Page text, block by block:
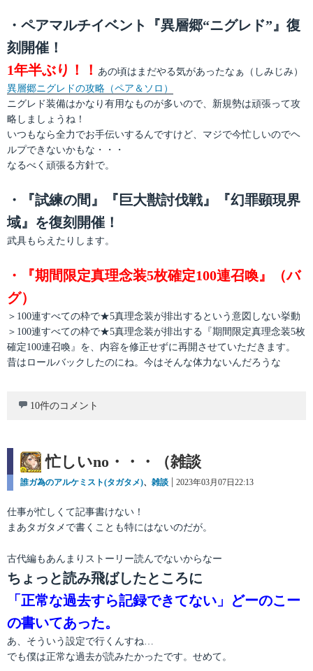
・ペアマルチイベント『異層郷“ニグレド”』復
刻開催！
1年半ぶり！！ あの頃はまだやる気があったなぁ（しみじみ）
異層郷ニグレドの攻略（ペア＆ソロ）
ニグレド装備はかなり有用なものが多いので、新規勢は頑張って攻
略しましょうね！
いつもなら全力でお手伝いするんですけど、マジで今忙しいのでヘ
ルプできないかもな・・・
なるべく頑張る方針で。
・『試練の間』『巨大獣討伐戦』『幻罪顕現界
域』を復刻開催！
武具もらえたりします。
・『期間限定真理念装5枚確定100連召喚』（バ
グ）
＞100連すべての枠で★5真理念装が排出するという意図しない挙動
＞100連すべての枠で★5真理念装が排出する『期間限定真理念装5枚
確定100連召喚』を、内容を修正せずに再開させていただきます。
昔はロールバックしたのにね。今はそんな体力ないんだろうな
10件のコメント
忙しいno・・・（雑談
カ
ゴ
リ
ー
誰ガ為のアルケミスト(タガタメ)、 雑談
投
2023年03月07日22:13
仕事が忙しくて記事書けない！
まあタガタメで書くことも特にはないのだが。
古代編もあんまりストーリー読んでないからなー
ちょっと読み飛ばしたところに
「正常な過去すら記録できてない」どーのこー
の書いてあった。
あ、そういう設定で行くんすね…
でも僕は正常な過去が読みたかったです。せめて。